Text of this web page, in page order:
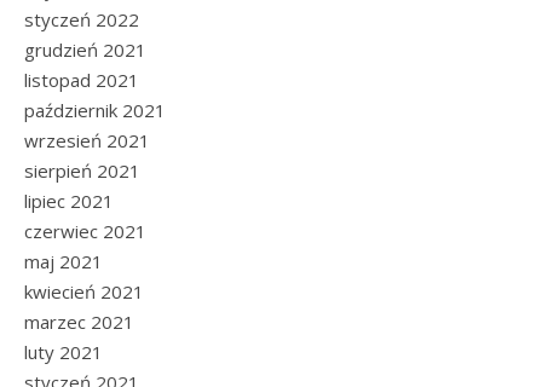
styczeń 2022
grudzień 2021
listopad 2021
październik 2021
wrzesień 2021
sierpień 2021
lipiec 2021
czerwiec 2021
maj 2021
kwiecień 2021
marzec 2021
luty 2021
styczeń 2021